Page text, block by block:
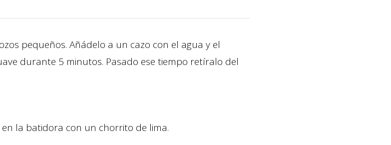
pequeños. Añádelo a un cazo con el agua y el
durante 5 minutos. Pasado ese tiempo retíralo del
la batidora con un chorrito de lima.